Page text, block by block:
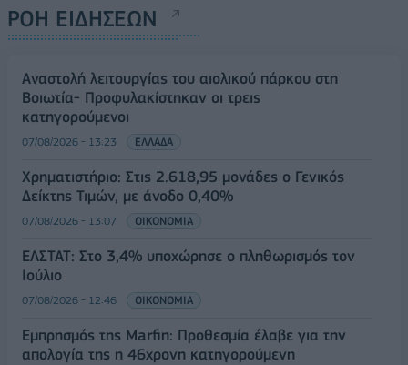
ΡΟΗ ΕΙΔΗΣΕΩΝ
Αναστολή λειτουργίας του αιολικού πάρκου στη
Βοιωτία- Προφυλακίστηκαν οι τρεις
κατηγορούμενοι
07/08/2026 - 13:23 ΕΛΛΑΔΑ
Χρηματιστήριο: Στις 2.618,95 μονάδες ο Γενικός
Δείκτης Τιμών, με άνοδο 0,40%
07/08/2026 - 13:07 ΟΙΚΟΝΟΜΙΑ
ΕΛΣΤΑΤ: Στο 3,4% υποχώρησε ο πληθωρισμός τον
Ιούλιο
07/08/2026 - 12:46 ΟΙΚΟΝΟΜΙΑ
Εμπρησμός της Marfin: Προθεσμία έλαβε για την
απολογία της η 46χρονη κατηγορούμενη